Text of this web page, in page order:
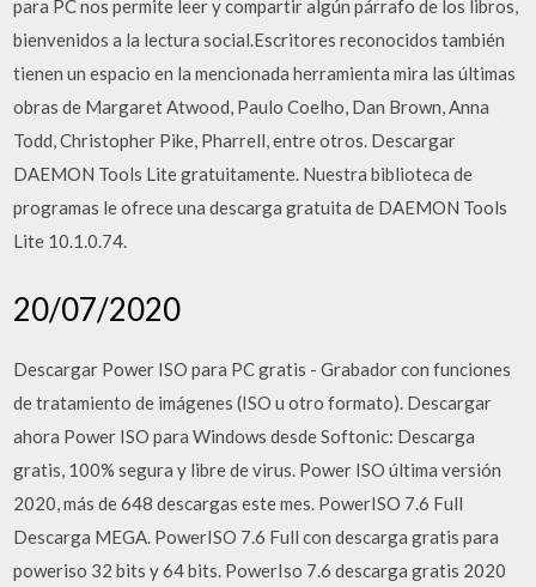
para PC nos permite leer y compartir algún párrafo de los libros,
bienvenidos a la lectura social.Escritores reconocidos también
tienen un espacio en la mencionada herramienta mira las últimas
obras de Margaret Atwood, Paulo Coelho, Dan Brown, Anna
Todd, Christopher Pike, Pharrell, entre otros. Descargar
DAEMON Tools Lite gratuitamente. Nuestra biblioteca de
programas le ofrece una descarga gratuita de DAEMON Tools
Lite 10.1.0.74.
20/07/2020
Descargar Power ISO para PC gratis - Grabador con funciones
de tratamiento de imágenes (ISO u otro formato). Descargar
ahora Power ISO para Windows desde Softonic: Descarga
gratis, 100% segura y libre de virus. Power ISO última versión
2020, más de 648 descargas este mes. PowerISO 7.6 Full
Descarga MEGA. PowerISO 7.6 Full con descarga gratis para
poweriso 32 bits y 64 bits. PowerIso 7.6 descarga gratis 2020